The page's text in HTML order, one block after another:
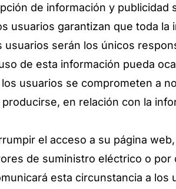
de información y publicidad
usuarios garantizan que toda
serán los únicos
de esta información pueda
los usuarios se comprometen a
producirse, en relación con la
el acceso a su página
de suministro eléctrico o por
esta circunstancia a los